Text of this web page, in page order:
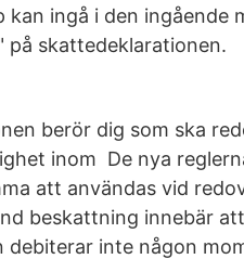
ingå i den ingående
på skattedeklarationen.
berör dig som ska
inom De nya
att användas vid
beskattning innebär
debiterar inte någon